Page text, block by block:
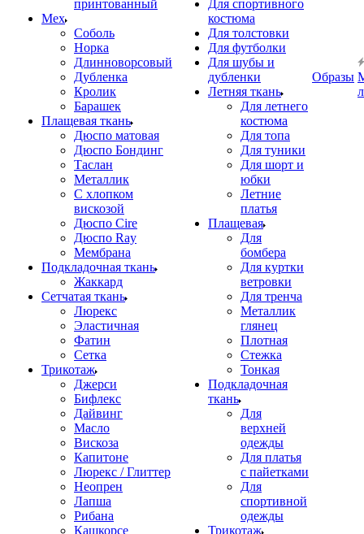
принтованный
Мех
Соболь
Норка
Длинноворсовый
Дубленка
Кролик
Барашек
Плащевая ткань
Дюспо матовая
Дюспо Бондинг
Таслан
Металлик
С хлопком
вискозой
Дюспо Cire
Дюспо Ray
Мембрана
Подкладочная ткань
Жаккард
Сетчатая ткань
Люрекс
Эластичная
Фатин
Сетка
Трикотаж
Джерси
Бифлекс
Дайвинг
Масло
Вискоза
Капитоне
Люрекс / Глиттер
Неопрен
Лапша
Рибана
Кашкорсе
Для спортивного
костюма
Для толстовки
Для футболки
Для шубы и
дубленки
Летняя ткань
Для летнего
костюма
Для топа
Для туники
Для шорт и
юбки
Летние
платья
Плащевая
Для
бомбера
Для куртки
ветровки
Для тренча
Металлик
глянец
Плотная
Стежка
Тонкая
Подкладочная
ткань
Для
верхней
одежды
Для платья
с пайетками
Для
спортивной
одежды
Трикотаж
Образы